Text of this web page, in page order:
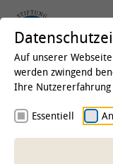
Praxis
Auf unserer
werden zwingend
Ihre Nutzererfahrung
Essentiell